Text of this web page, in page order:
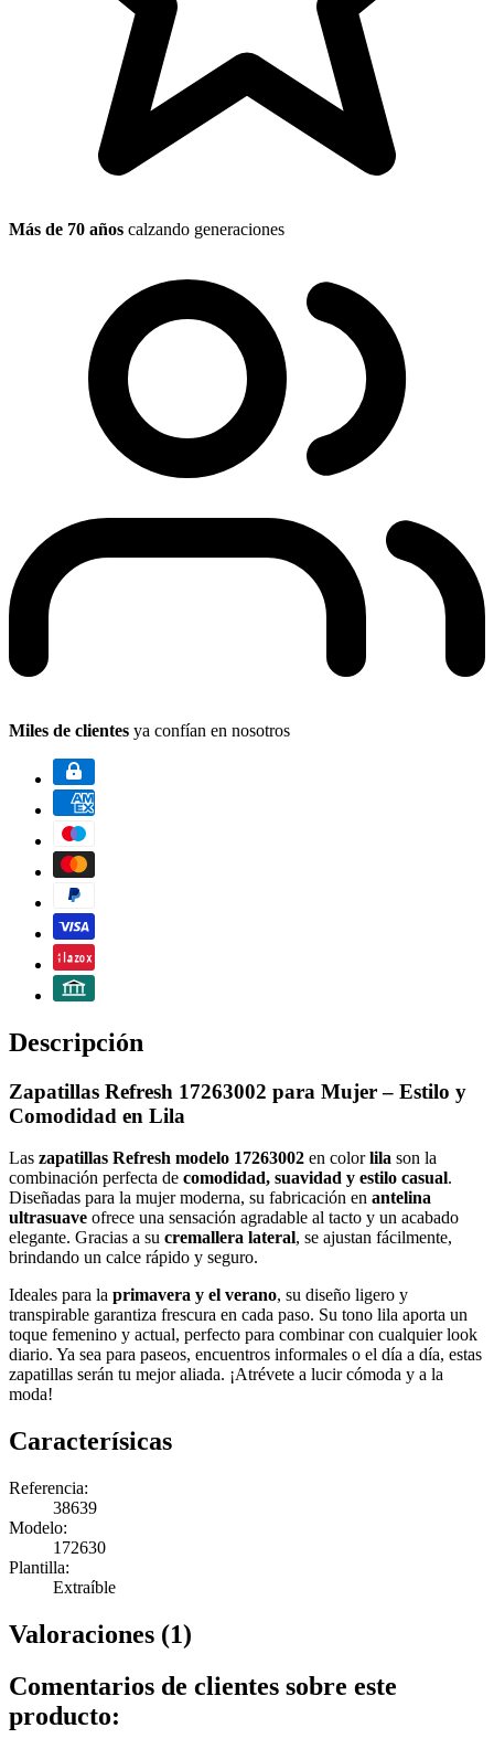
Más de 70 años calzando generaciones
Miles de clientes ya confían en nosotros
Descripción
Zapatillas Refresh 17263002 para Mujer – Estilo y
Comodidad en Lila
Las zapatillas Refresh modelo 17263002 en colorlila son la
combinación perfecta de comodidad, suavidad y estilo casual.
Diseñadas para la mujer moderna, su fabricación en antelina
ultrasuave ofrece una sensación agradable al tacto y un acabado
elegante. Gracias a su cremallera lateral, se ajustan fácilmente,
brindando un calce rápido y seguro.
Ideales para la primavera y el verano, su diseño ligero y
transpirable garantiza frescura en cada paso. Su tono lila aporta un
toque femenino y actual, perfecto para combinar con cualquier look
diario. Ya sea para paseos, encuentros informales o el día a día, estas
zapatillas serán tu mejor aliada. ¡Atrévete a lucir cómoda y a la
moda!
Caracterísicas
Referencia:
38639
Modelo:
172630
Plantilla:
Extraíble
Valoraciones (1)
Comentarios de clientes sobre este
producto: